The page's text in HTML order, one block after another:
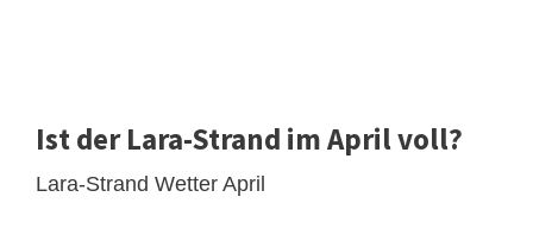
Ist der Lara-Strand im April voll?
Lara-Strand Wetter April